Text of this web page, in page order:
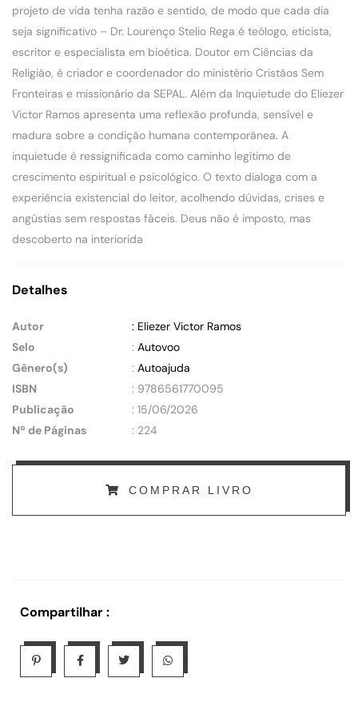
projeto de vida tenha razão e sentido, de modo que cada dia
seja significativo – Dr. Lourenço Stelio Rega é teólogo, eticista,
escritor e especialista em bioética. Doutor em Ciências da
Religião, é criador e coordenador do ministério Cristãos Sem
Fronteiras e missionário da SEPAL. Além da Inquietude do Eliezer
Victor Ramos apresenta uma reflexão profunda, sensível e
madura sobre a condição humana contemporânea. A
inquietude é ressignificada como caminho legítimo de
crescimento espiritual e psicológico. O texto dialoga com a
experiência existencial do leitor, acolhendo dúvidas, crises e
angústias sem respostas fáceis. Deus não é imposto, mas
descoberto na interiorida
Detalhes
Autor
: Eliezer Victor Ramos
Selo
: Autovoo
Gênero(s)
: Autoajuda
ISBN
: 9786561770095
Publicação
: 15/06/2026
Nº de Páginas
: 224
COMPRAR LIVRO
Compartilhar :